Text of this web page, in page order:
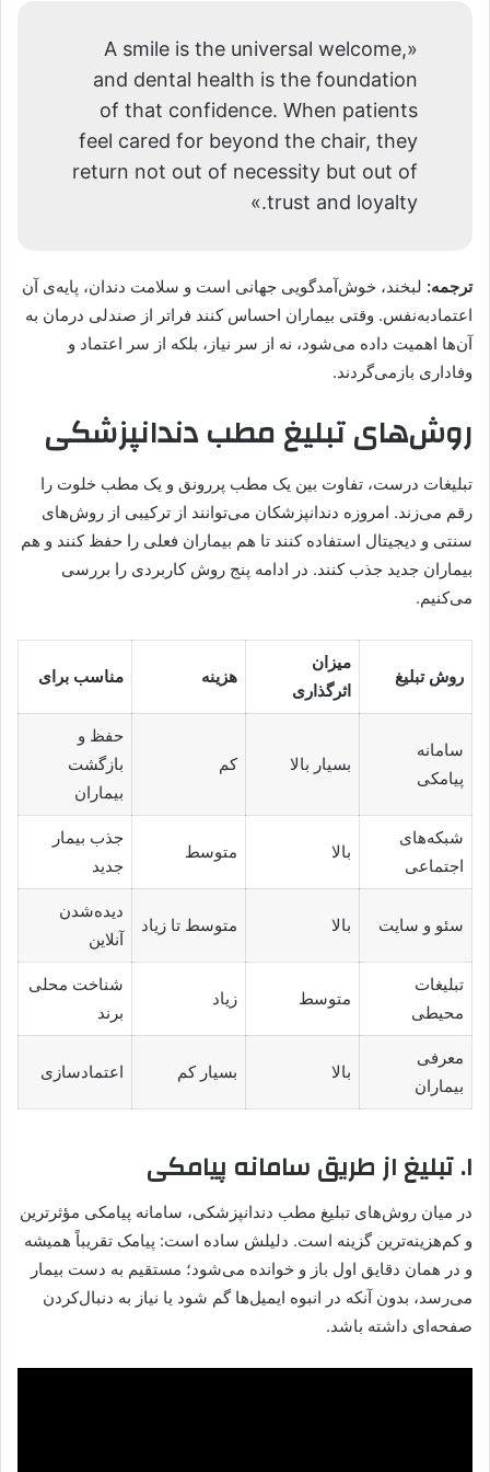
«A smile is the universal welcome,
and dental health is the foundation
of that confidence. When patients
feel cared for beyond the chair, they
return not out of necessity but out of
trust and loyalty.»
ترجمه: لبخند، خوش‌آمدگویی جهانی است و سلامت دندان، پایه‌ی آن
اعتمادبه‌نفس. وقتی بیماران احساس کنند فراتر از صندلی درمان به
آن‌ها اهمیت داده می‌شود، نه از سر نیاز، بلکه از سر اعتماد و
وفاداری بازمی‌گردند.
روش‌های تبلیغ مطب دندانپزشکی
تبلیغات درست، تفاوت بین یک مطب پررونق و یک مطب خلوت را
رقم می‌زند. امروزه دندانپزشکان می‌توانند از ترکیبی از روش‌های
سنتی و دیجیتال استفاده کنند تا هم بیماران فعلی را حفظ کنند و هم
بیماران جدید جذب کنند. در ادامه پنج روش کاربردی را بررسی
می‌کنیم.
روش تبلیغ
میزان
اثرگذاری
هزینه مناسب برای
سامانه
پیامکی
بسیار بالا کم
حفظ و
بازگشت
بیماران
شبکه‌های
اجتماعی
بالا متوسط
جذب بیمار
جدید
سئو و سایت بالا متوسط تا زیاد
دیده‌شدن
آنلاین
تبلیغات
محیطی
متوسط زیاد
شناخت محلی
برند
معرفی
بیماران
بالا بسیار کم اعتمادسازی
۱. تبلیغ از طریق سامانه پیامکی
در میان روش‌های تبلیغ مطب دندانپزشکی، سامانه پیامکی مؤثرترین
و کم‌هزینه‌ترین گزینه است. دلیلش ساده است: پیامک تقریباً همیشه
و در همان دقایق اول باز و خوانده می‌شود؛ مستقیم به دست بیمار
می‌رسد، بدون آنکه در انبوه ایمیل‌ها گم شود یا نیاز به دنبال‌کردن
صفحه‌ای داشته باشد.